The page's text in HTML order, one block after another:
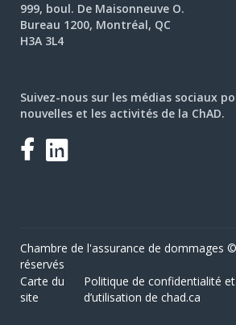
999, boul. De Maisonneuve O.
Bureau 1200, Montréal, QC
H3A 3L4
Suivez-nous sur les médias sociaux
nouvelles et les activités de la ChAD.
Facebook
LinkedIn
Chambre de l'assurance de dommages
réservés
Carte du
site
Politique de confidentialité
d’utilisation de chad.ca